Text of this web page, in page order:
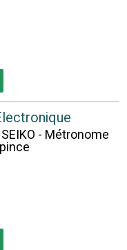
- Métronome